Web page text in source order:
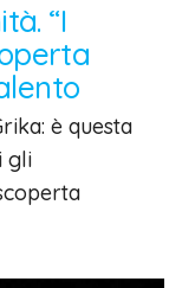
“I
è questa
gli